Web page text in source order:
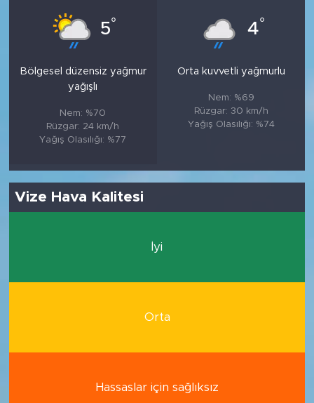
5°
Bölgesel düzensiz yağmur
yağışlı
Nem: %70
Rüzgar: 24 km/h
Yağış Olasılığı: %77
4°
Orta kuvvetli yağmurlu
Nem: %69
Rüzgar: 30 km/h
Yağış Olasılığı: %74
Vize Hava Kalitesi
İyi
Orta
Hassaslar için sağlıksız